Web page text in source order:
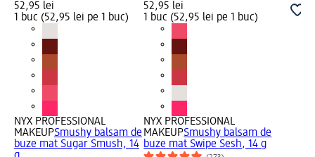
52,95 lei
1 buc (52,95 lei pe 1 buc)
NYX PROFESSIONAL
MAKEUPSmushy balsam de
buze mat Sugar Smush, 14
52,95 lei
1 buc (52,95 lei pe 1 buc)
NYX PROFESSIONAL
MAKEUPSmushy balsam de
buze mat Swipe Sesh, 14 g